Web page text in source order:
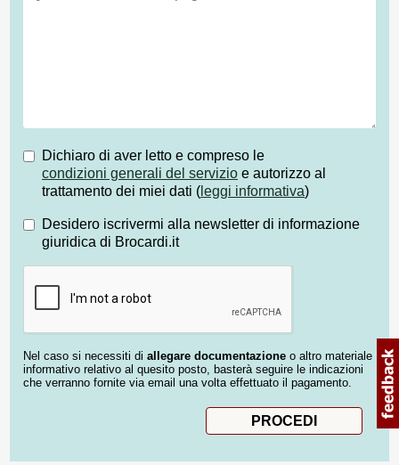
Dichiaro di aver letto e compreso le
condizioni generali del servizio e autorizzo al
trattamento dei miei dati ( leggi informativa)
Desidero iscrivermi alla newsletter di informazione
giuridica di Brocardi.it
Nel caso si necessiti di allegare documentazione o altro materiale
informativo relativo al quesito posto, basterà seguire le indicazioni
che verranno fornite via email una volta effettuato il pagamento.